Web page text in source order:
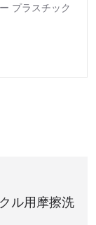
プラスチック
ル用摩擦洗